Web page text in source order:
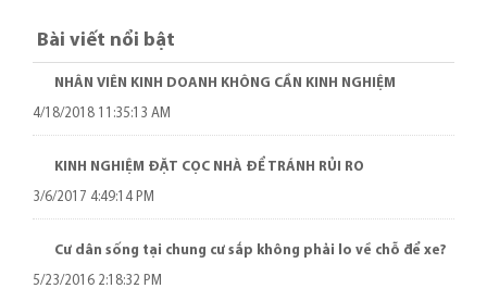
Bài viết nổi bật
NHÂN VIÊN KINH DOANH KHÔNG CẦN KINH NGHIỆM
4/18/2018 11:35:13 AM
KINH NGHIỆM ĐẶT CỌC NHÀ ĐỂ TRÁNH RỦI RO
3/6/2017 4:49:14 PM
Cư dân sống tại chung cư sắp không phải lo về chỗ để xe?
5/23/2016 2:18:32 PM